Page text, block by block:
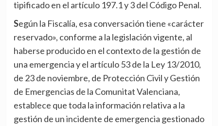
tipificado en el artículo 197.1 y 3 del Código Penal.
Según la Fiscalía, esa conversación tiene «carácter
reservado», conforme a la legislación vigente, al
haberse producido en el contexto de la gestión de
una emergencia y el artículo 53 de la Ley 13/2010,
de 23 de noviembre, de Protección Civil y Gestión
de Emergencias de la Comunitat Valenciana,
establece que toda la información relativa a la
gestión de un incidente de emergencia gestionado